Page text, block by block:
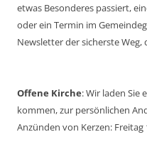
etwas Besonderes passiert,
oder ein Termin im
Newsletter der sicherste Weg,
Offene Kirche: Wir laden Sie
kommen, zur persönlichen
Anzünden von Kerzen: Freitag